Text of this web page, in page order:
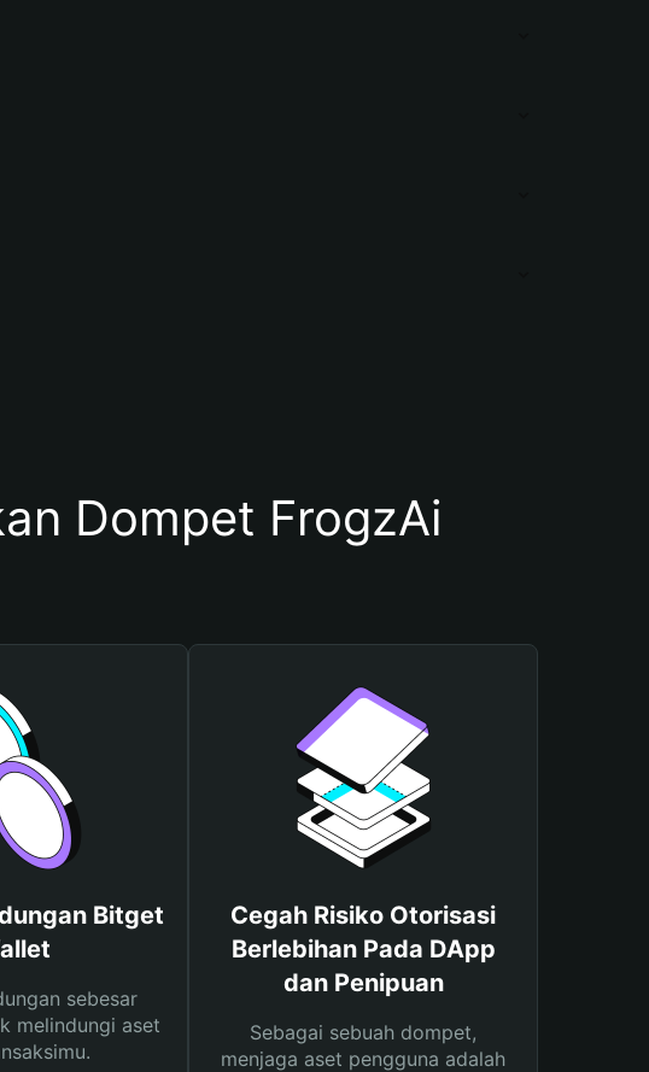
Dompet FrogzAi
Bitget
sebesar
melindungi aset
Cegah Risiko Otorisasi
Berlebihan Pada DApp
dan Penipuan
Sebagai sebuah dompet,
menjaga aset pengguna adalah